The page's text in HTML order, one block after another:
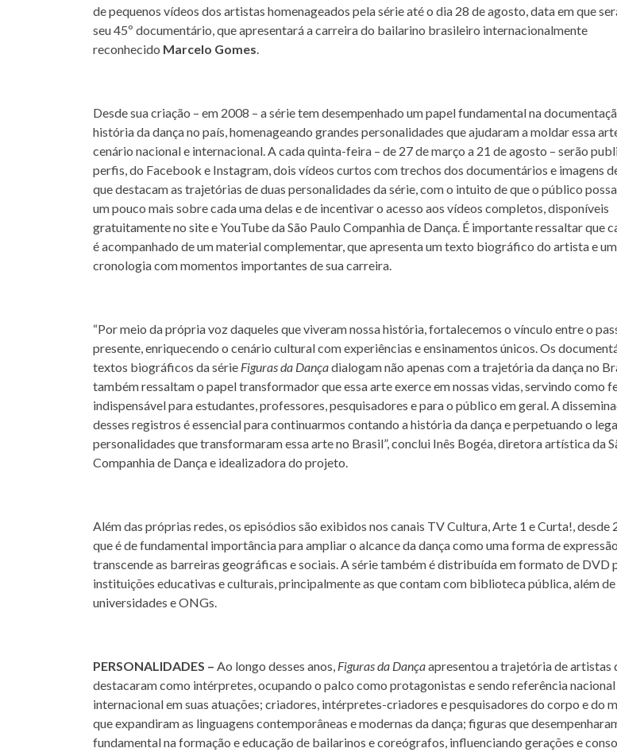
de pequenos vídeos dos artistas homenageados pela série até o dia 28 de agosto, data em que
seu 45º documentário, que apresentará a carreira do bailarino brasileiro internacionalmente
reconhecido Marcelo Gomes
Desde sua criação – em 2008 – a série tem desempenhado um papel fundamental na
história da dança no país, homenageando grandes personalidades que ajudaram a moldar essa
cenário nacional e internacional. A cada quinta-feira – de 27 de março a 21 de agosto – serão
perfis, do Facebook e Instagram, dois vídeos curtos com trechos dos documentários e imagens
que destacam as trajetórias de duas personalidades da série, com o intuito de que o público
um pouco mais sobre cada uma delas e de incentivar o acesso aos vídeos completos, disponíveis
gratuitamente no site e YouTube da São Paulo Companhia de Dança. É importante ressaltar que
é acompanhado de um material complementar, que apresenta um texto biográfico do artista e
cronologia com momentos importantes de sua carreira.
“Por meio da própria voz daqueles que viveram nossa história, fortalecemos o vínculo entre o
presente, enriquecendo o cenário cultural com experiências e ensinamentos únicos. Os
textos biográficos da série Figuras da Dançadialogam não apenas com a trajetória da dança no
também ressaltam o papel transformador que essa arte exerce em nossas vidas, servindo como
indispensável para estudantes, professores, pesquisadores e para o público em geral. A
desses registros é essencial para continuarmos contando a história da dança e perpetuando o
personalidades que transformaram essa arte no Brasil”, conclui Inês Bogéa, diretora artística da
Companhia de Dança e idealizadora do projeto.
Além das próprias redes, os episódios são exibidos nos canais TV Cultura, Arte 1 e Curta!, desde
que é de fundamental importância para ampliar o alcance da dança como uma forma de
transcende as barreiras geográficas e sociais. A série também é distribuída em formato de DVD
instituições educativas e culturais, principalmente as que contam com biblioteca pública, além de
universidades e ONGs.
PERSONALIDADES – Ao longo desses anos, Figuras da Dançaapresentou a trajetória de artistas
destacaram como intérpretes, ocupando o palco como protagonistas e sendo referência nacional
internacional em suas atuações; criadores, intérpretes-criadores e pesquisadores do corpo e do
que expandiram as linguagens contemporâneas e modernas da dança; figuras que
fundamental na formação e educação de bailarinos e coreógrafos, influenciando gerações e